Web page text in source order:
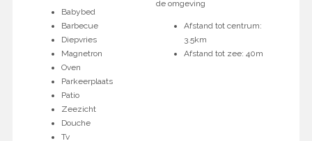
Babybed
Barbecue
Diepvries
Magnetron
Oven
Parkeerplaats
Patio
Zeezicht
Douche
Tv
de omgeving
Afstand tot centrum:
3.5km
Afstand tot zee: 40m